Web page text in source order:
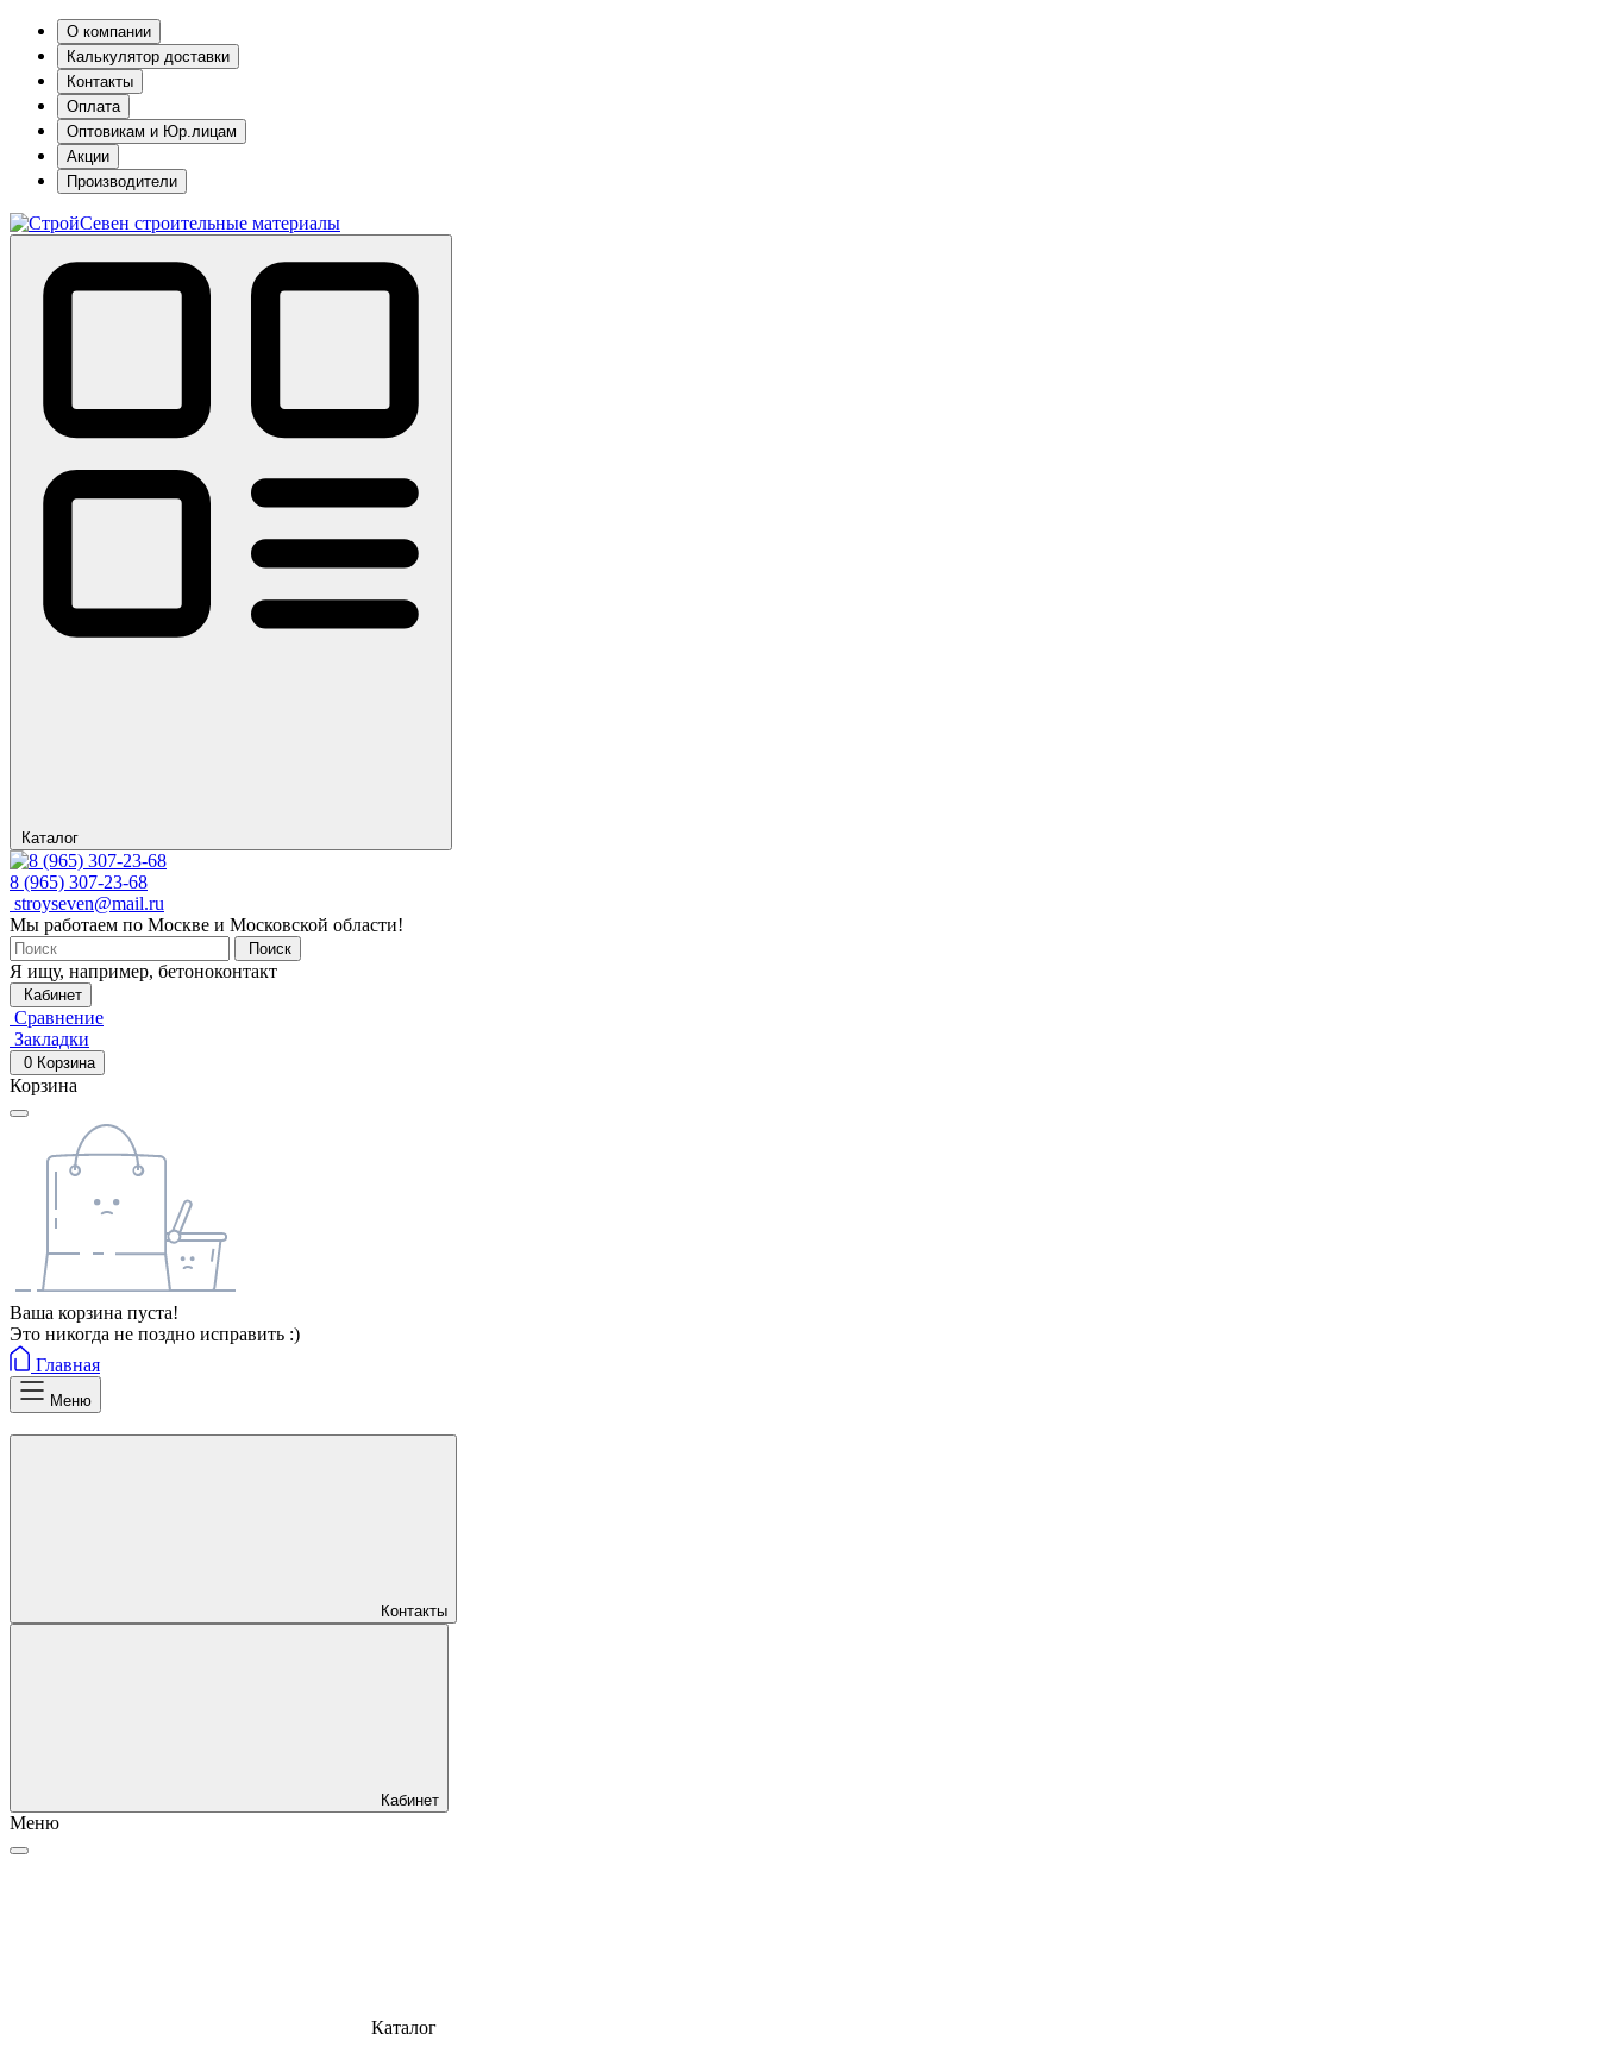
О компании
Калькулятор доставки
Контакты
Оплата
Оптовикам и Юр.лицам
Акции
Производители
Каталог
8 (965) 307-23-68
stroyseven@mail.ru
Мы работаем по Москве и Московской области!
Поиск
Я ищу, например, бетоноконтакт
Кабинет
Сравнение
Закладки
0 Корзина
Корзина
Ваша корзина пуста!
Это никогда не поздно исправить :)
Главная
Меню
Контакты
Кабинет
Меню
Каталог